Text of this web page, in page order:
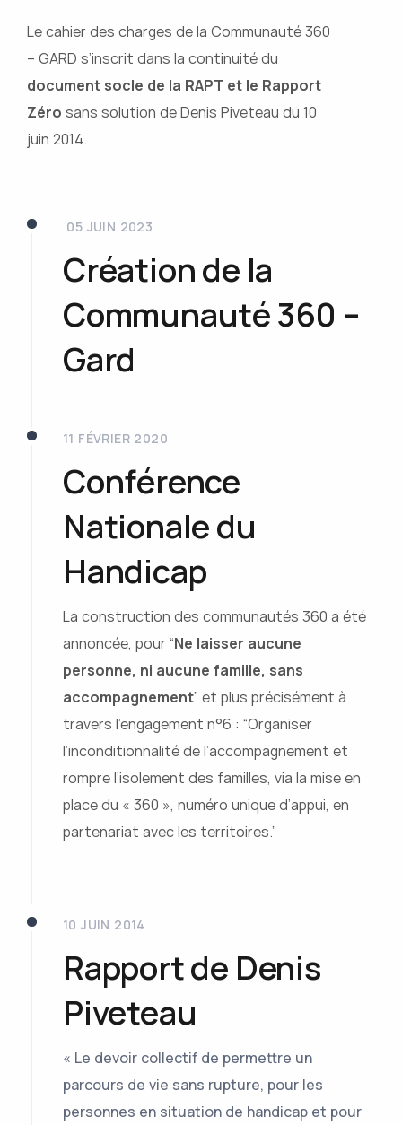
Le cahier des charges de la Communauté 360
– GARD s’inscrit dans la continuité du
document socle de la RAPT et le Rapport
Zéro sans solution de Denis Piveteau du 10
juin 2014.
05 JUIN 2023
Création de la
Communauté 360 –
Gard
11 FÉVRIER 2020
Conférence
Nationale du
Handicap
La construction des communautés 360 a été
annoncée, pour “Ne laisser aucune
personne, ni aucune famille, sans
accompagnement” et plus précisément à
travers l’engagement n°6 : “Organiser
l’inconditionnalité de l’accompagnement et
rompre l’isolement des familles, via la mise en
place du « 360 », numéro unique d’appui, en
partenariat avec les territoires.”
10 JUIN 2014
Rapport de Denis
Piveteau
« Le devoir collectif de permettre un
parcours de vie sans rupture, pour les
personnes en situation de handicap et pour